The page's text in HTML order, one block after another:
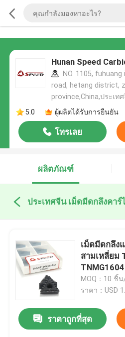
NO. 1105,
road, hetang district,
province,China,ประเท
5.0
ผู้ผลิตได้รับการยืนยัน
โทรเลย
ผลิตภัณฑ์
ประเทศจีน เม็ดมีดกลึงคาร์
เม็ดมีดกลึง
สามเหลี่ยม
มือคาร์ไบด์
MOQ：10 ชิ้
ราคา：USD
ราคาถูกที่สุด